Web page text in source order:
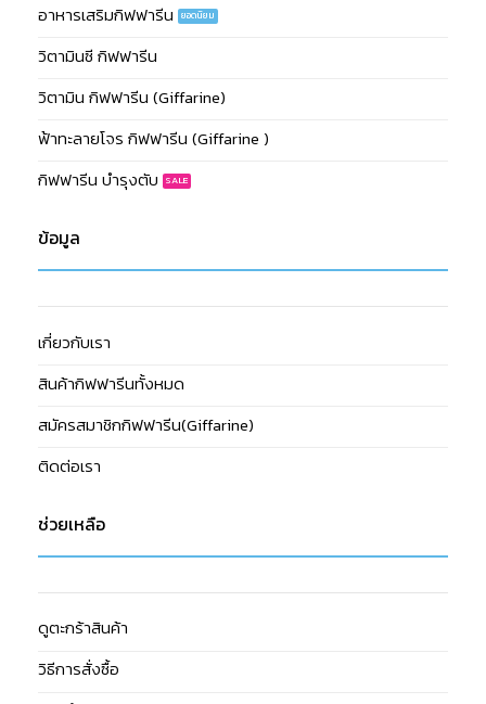
อาหารเสริมกิฟฟารีน
วิตามินซี กิฟฟารีน
วิตามิน กิฟฟารีน (Giffarine)
ฟ้าทะลายโจร กิฟฟารีน (Giffarine )
กิฟฟารีน บำรุงตับ
ข้อมูล
เกี่ยวกับเรา
สินค้ากิฟฟารีนทั้งหมด
สมัครสมาชิกกิฟฟารีน(Giffarine)
ติดต่อเรา
ช่วยเหลือ
ดูตะกร้าสินค้า
วิธีการสั่งซื้อ